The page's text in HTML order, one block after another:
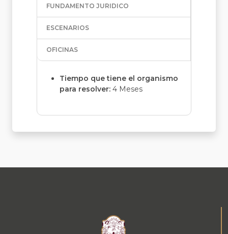
FUNDAMENTO JURIDICO
ESCENARIOS
OFICINAS
Tiempo que tiene el organismo
para resolver: 4 Meses